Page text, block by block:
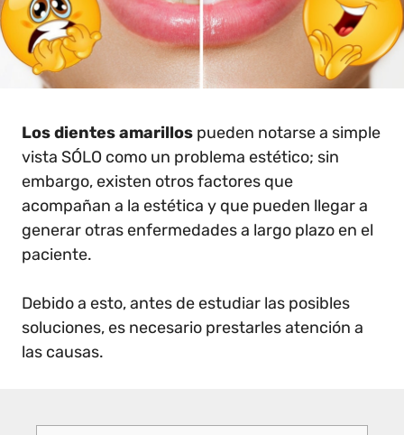
Los dientes amarillos pueden notarse a simple
vista SÓLO como un problema estético; sin
embargo, existen otros factores que
acompañan a la estética y que pueden llegar a
generar otras enfermedades a largo plazo en el
paciente.
Debido a esto, antes de estudiar las posibles
soluciones, es necesario prestarles atención a
las causas.